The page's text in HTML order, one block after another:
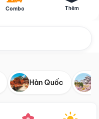
Combo Thêm
Hàn Quốc